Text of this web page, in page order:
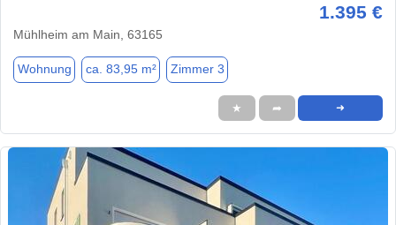
1.395 €
Mühlheim am Main, 63165
Wohnung ca. 83,95 m² Zimmer 3
★ ➦ ➜